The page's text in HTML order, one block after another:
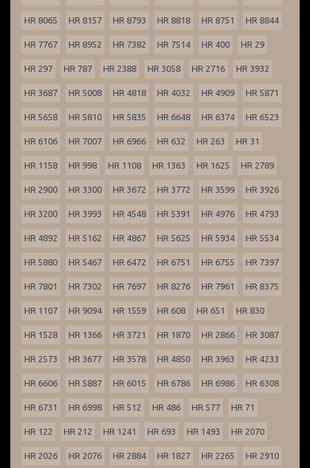
HR 8065 HR 8157 HR 8793 HR 8818 HR 8751 HR 8844
HR 7767 HR 8952 HR 7382 HR 7514 HR 400 HR 29
HR 297 HR 787 HR 2388 HR 3058 HR 2716 HR 3932
HR 3687 HR 5008 HR 4818 HR 4032 HR 4909 HR 5871
HR 5658 HR 5810 HR 5835 HR 6648 HR 6374 HR 6523
HR 6106 HR 7007 HR 6966 HR 632 HR 263 HR 31
HR 1158 HR 998 HR 1108 HR 1363 HR 1625 HR 2789
HR 2900 HR 3300 HR 3672 HR 3772 HR 3599 HR 3926
HR 3200 HR 3993 HR 4548 HR 5391 HR 4976 HR 4793
HR 4892 HR 5162 HR 4867 HR 5625 HR 5934 HR 5534
HR 5880 HR 5467 HR 6472 HR 6751 HR 6755 HR 7397
HR 7801 HR 7302 HR 7697 HR 8276 HR 7961 HR 8375
HR 1107 HR 9094 HR 1559 HR 608 HR 651 HR 830
HR 1528 HR 1366 HR 3721 HR 1870 HR 2866 HR 3087
HR 2573 HR 3677 HR 3578 HR 4850 HR 3963 HR 4233
HR 6606 HR 5887 HR 6015 HR 6786 HR 6986 HR 6308
HR 6731 HR 6998 HR 512 HR 486 HR 577 HR 71
HR 122 HR 212 HR 1241 HR 693 HR 1493 HR 2070
HR 2026 HR 2076 HR 2884 HR 1827 HR 2265 HR 2910